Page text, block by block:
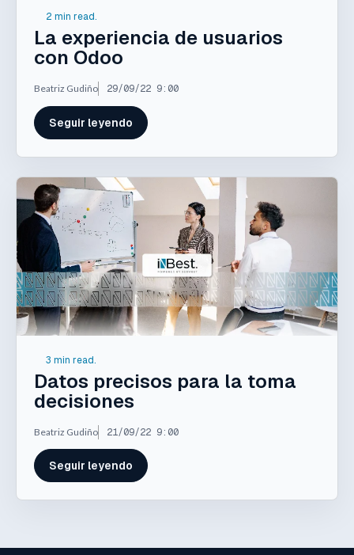
2 min read.
La experiencia de usuarios
con Odoo
Beatriz Gudiño 29/09/22 9:00
Seguir leyendo
3 min read.
Datos precisos para la toma
decisiones
Beatriz Gudiño 21/09/22 9:00
Seguir leyendo